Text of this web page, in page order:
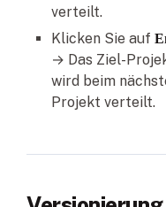
verteilt.
Klicken Sie auf
→ Das Ziel-
wird beim
Projekt verteilt.